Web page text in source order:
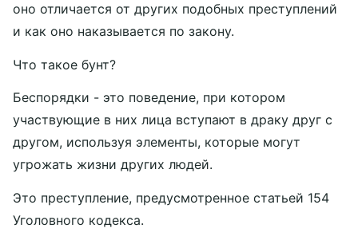
оно отличается от других подобных преступлений
и как оно наказывается по закону.
Что такое бунт?
Беспорядки - это поведение, при котором
участвующие в них лица вступают в драку друг с
другом, используя элементы, которые могут
угрожать жизни других людей.
Это преступление, предусмотренное статьей 154
Уголовного кодекса.